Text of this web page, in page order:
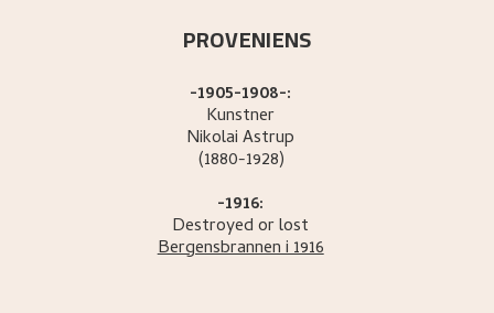
PROVENIENS
-1905-1908-:
Kunstner
NikolaiAstrup
(1880-1928)
-1916:
Destroyed or lost
Bergensbrannen i 1916